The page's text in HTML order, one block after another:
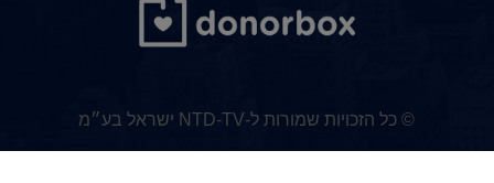
© כל הזכויות שמורות ל-NTD-TV ישראל בע״מ